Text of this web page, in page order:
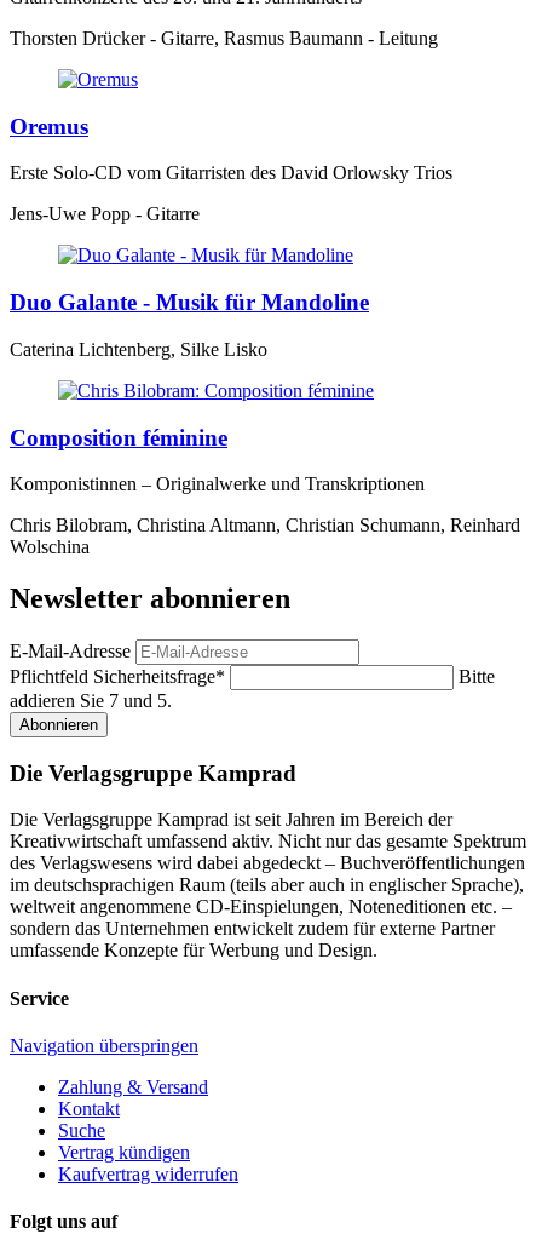
Thorsten Drücker - Gitarre, Rasmus Baumann - Leitung
Oremus
Erste Solo-CD vom Gitarristen des David Orlowsky Trios
Jens-Uwe Popp - Gitarre
Duo Galante - Musik für Mandoline
Caterina Lichtenberg, Silke Lisko
Composition féminine
Komponistinnen – Originalwerke und Transkriptionen
Chris Bilobram, Christina Altmann, Christian Schumann, Reinhard
Wolschina
Newsletter abonnieren
E-Mail-Adresse
Pflichtfeld Sicherheitsfrage*
Bitte
addieren Sie 7 und 5.
Abonnieren
Die Verlagsgruppe Kamprad
Die Verlagsgruppe Kamprad ist seit Jahren im Bereich der
Kreativwirtschaft umfassend aktiv. Nicht nur das gesamte Spektrum
des Verlagswesens wird dabei abgedeckt – Buchveröffentlichungen
im deutschsprachigen Raum (teils aber auch in englischer Sprache),
weltweit angenommene CD-Einspielungen, Noteneditionen etc. –
sondern das Unternehmen entwickelt zudem für externe Partner
umfassende Konzepte für Werbung und Design.
Service
Navigation überspringen
Zahlung & Versand
Kontakt
Suche
Vertrag kündigen
Kaufvertrag widerrufen
Folgt uns auf